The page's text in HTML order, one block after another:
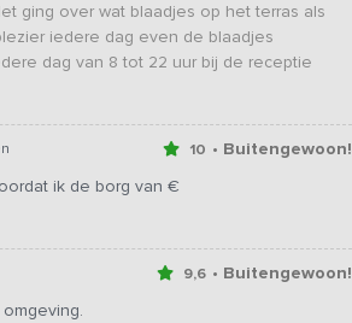
ging over wat blaadjes op het terras als
iedere dag even de blaadjes
dag van 8 tot 22 uur bij de receptie
10 • Buitengewoon!
ik de borg van €
9,6 • Buitengewoon!